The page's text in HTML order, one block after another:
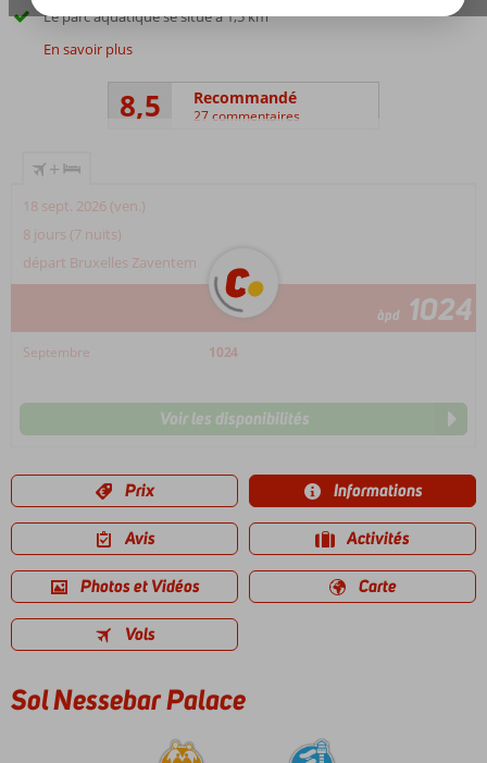
Le parc aquatique se situe à 1,5 km
En savoir plus
8,5 Recommandé
27 commentaires
+
18 sept. 2026 (ven.)
8 jours (7 nuits)
départ Bruxelles Zaventem
àpd 1024
Septembre 1024
Voir les disponibilités
Prix Informations
Avis Activités
Photos et Vidéos Carte
Vols
Sol Nessebar Palace